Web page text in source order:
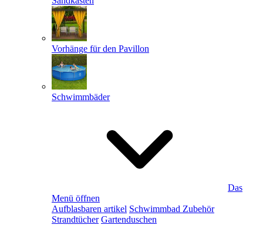
Vorhänge für den Pavillon
Schwimmbäder
Das
Menü öffnen
Aufblasbaren artikel Schwimmbad Zubehör
Strandtücher Gartenduschen